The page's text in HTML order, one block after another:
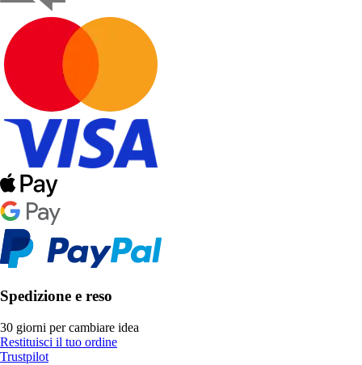
Spedizione e reso
30 giorni per cambiare idea
Restituisci il tuo ordine
Trustpilot